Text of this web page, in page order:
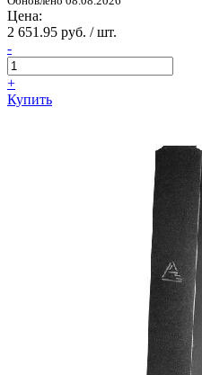
Цена:
2 651.95 руб. / шт.
-
+
Купить